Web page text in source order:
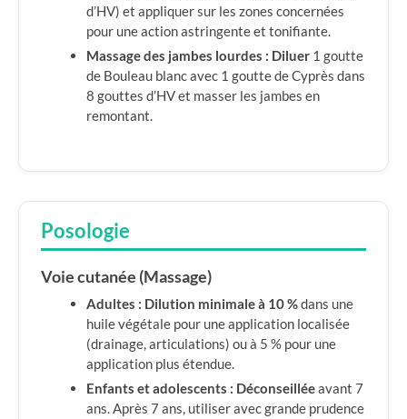
d’HV) et appliquer sur les zones concernées
pour une action astringente et tonifiante.
Massage des jambes lourdes : Diluer 1 goutte
de Bouleau blanc avec 1 goutte de Cyprès dans
8 gouttes d’HV et masser les jambes en
remontant.
Posologie
Voie cutanée (Massage)
Adultes : Dilution minimale à 10 %dans une
huile végétale pour une application localisée
(drainage, articulations) ou à 5 % pour une
application plus étendue.
Enfants et adolescents : Déconseilléeavant 7
ans. Après 7 ans, utiliser avec grande prudence